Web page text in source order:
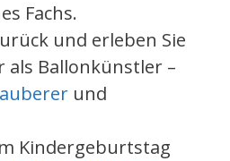
Fachs.
und erleben Sie
als Ballonkünstler –
und
Kindergeburtstag